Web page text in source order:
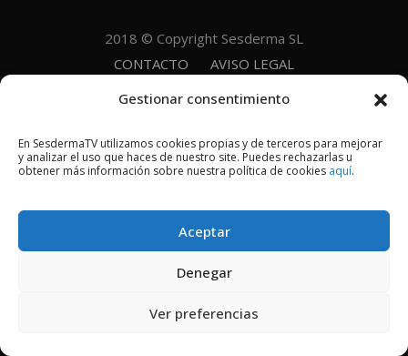
Gestionar consentimiento
En SesdermaTV utilizamos cookies propias y de terceros para mejorar
y analizar el uso que haces de nuestro site. Puedes rechazarlas u
obtener más información sobre nuestra política de cookies aquí.
Aceptar
Denegar
Ver preferencias
2018 © Copyright Sesderma SL
CONTACTO
AVISO LEGAL